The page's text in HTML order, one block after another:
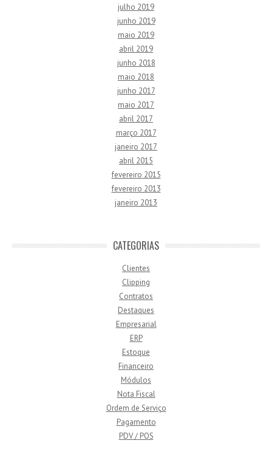
julho 2019
junho 2019
maio 2019
abril 2019
junho 2018
maio 2018
junho 2017
maio 2017
abril 2017
março 2017
janeiro 2017
abril 2015
fevereiro 2015
fevereiro 2013
janeiro 2013
CATEGORIAS
Clientes
Clipping
Contratos
Destaques
Empresarial
ERP
Estoque
Financeiro
Módulos
Nota Fiscal
Ordem de Serviço
Pagamento
PDV / POS